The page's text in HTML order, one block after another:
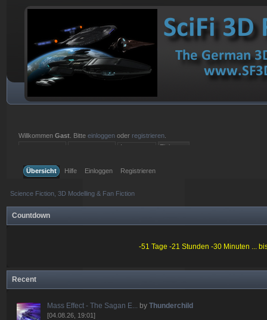
WillkommenGast . Bitteeinloggen oder registrieren
Übersicht
Hilfe Einloggen Registrieren
Science Fiction, 3D Modelling & Fan Fiction
Countdown
-51 Tage -21 Stunden -30 Minuten ...
Recent
Mass Effect - The Sagan E... byThunderchild
[04.08.26, 19:01]